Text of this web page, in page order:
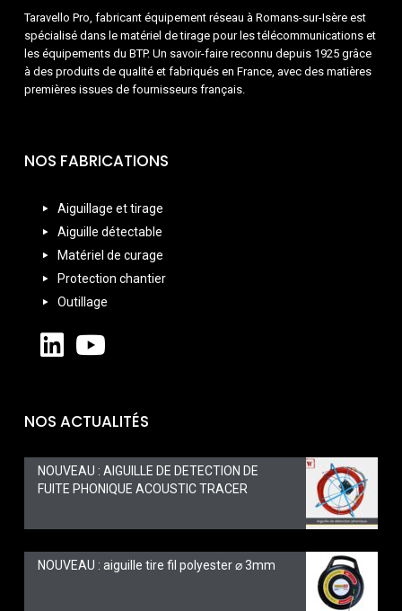
Taravello Pro, fabricant équipement réseau à Romans-sur-Isère est
spécialisé dans le matériel de tirage pour les télécommunications et
les équipements du BTP. Un savoir-faire reconnu depuis 1925 grâce
à des produits de qualité et fabriqués en France, avec des matières
premières issues de fournisseurs français.
NOS FABRICATIONS
Aiguillage et tirage
Aiguille détectable
Matériel de curage
Protection chantier
Outillage
NOS ACTUALITÉS
NOUVEAU : AIGUILLE DE DETECTION DE
FUITE PHONIQUE ACOUSTIC TRACER
NOUVEAU : aiguille tire fil polyester ⌀ 3mm